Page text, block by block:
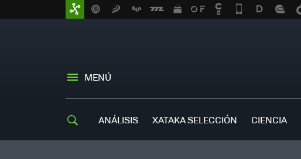
MENÚ
ANÁLISIS XATAKA SELECCIÓN CIENCIA